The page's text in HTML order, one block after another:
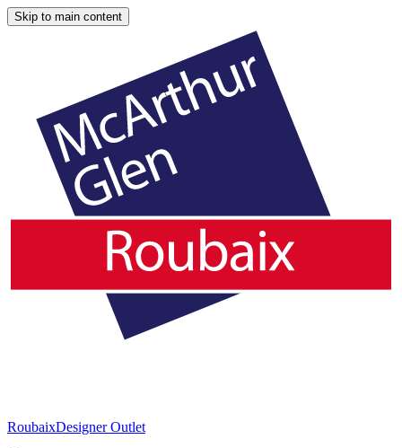
Skip to main content
RoubaixDesigner Outlet